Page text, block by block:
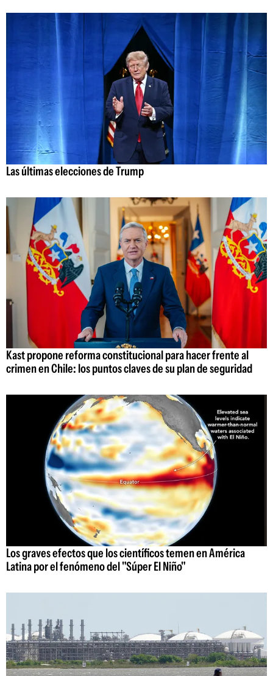
Las últimas elecciones de Trump
Kast propone reforma constitucional para hacer frente al
crimen en Chile: los puntos claves de su plan de seguridad
Los graves efectos que los científicos temen en América
Latina por el fenómeno del "Súper El Niño"